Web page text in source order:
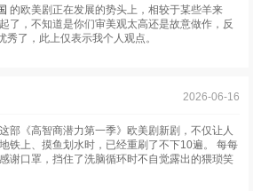
的欧美剧正在发展的势头上，相较于某些羊来
了，不知道是你们审美观太高还是故意做作，反
了，此上仅表示我个人观点。
2026-06-16
部《高智商潜力第一季》欧美剧新剧，不仅让人
铁上、摸鱼划水时，已经重刷了不下10遍。 每每
谢口罩，挡住了洗脑循环时不自觉露出的猥琐笑